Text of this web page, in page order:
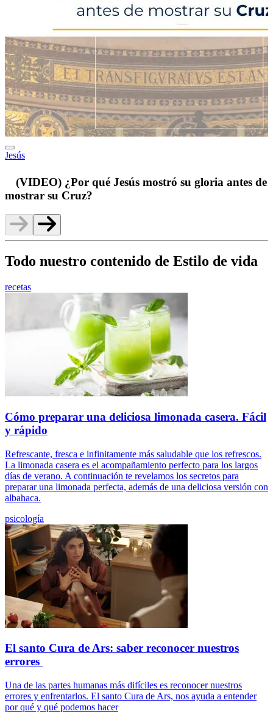
Jesús
(VIDEO) ¿Por qué Jesús mostró su gloria antes de
mostrar su Cruz?
Todo nuestro contenido de Estilo de vida
recetas
Cómo preparar una deliciosa limonada casera. Fácil
y rápido
Refrescante, fresca e infinitamente más saludable que los refrescos.
La limonada casera es el acompañamiento perfecto para los largos
días de verano. A continuación te revelamos los secretos para
preparar una limonada perfecta, además de una deliciosa versión con
albahaca.
psicología
El santo Cura de Ars: saber reconocer nuestros
errores
Una de las partes humanas más difíciles es reconocer nuestros
errores y enfrentarlos. El santo Cura de Ars, nos ayuda a entender
por qué y qué podemos hacer